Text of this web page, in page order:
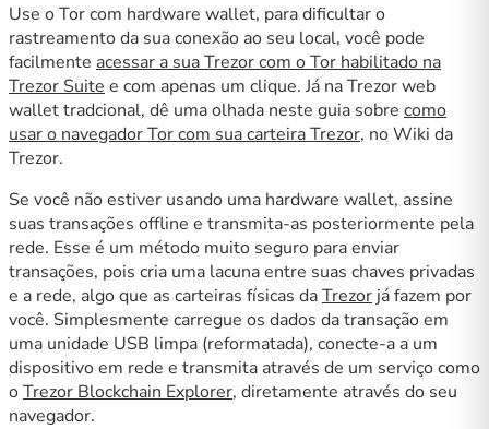
Use o Tor com hardware wallet, para dificultar o
rastreamento da sua conexão ao seu local, você pode
facilmente acessar a sua Trezor com o Tor habilitado na
Trezor Suite e com apenas um clique. Já na Trezor web
wallet tradcional, dê uma olhada neste guia sobre como
usar o navegador Tor com sua carteira Trezor, no Wiki da
Trezor.
Se você não estiver usando uma hardware wallet, assine
suas transações offline e transmita-as posteriormente pela
rede. Esse é um método muito seguro para enviar
transações, pois cria uma lacuna entre suas chaves privadas
e a rede, algo que as carteiras físicas daTrezor já fazem por
você. Simplesmente carregue os dados da transação em
uma unidade USB limpa (reformatada), conecte-a a um
dispositivo em rede e transmita através de um serviço como
oTrezor Blockchain Explorer, diretamente através do seu
navegador.